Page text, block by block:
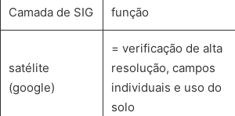
Camada de SIG função
satélite
(google)
= verificação de alta
resolução, campos
individuais e uso do
solo